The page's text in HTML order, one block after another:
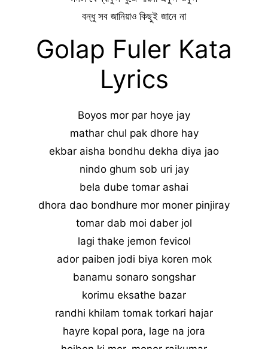
বন্ধু সব জানিয়াও কিছুই জানে না
Golap Fuler Kata
Lyrics
Boyos mor par hoye jay
mathar chul pak dhore hay
ekbar aisha bondhu dekha diya jao
nindo ghum sob uri jay
bela dube tomar ashai
dhora dao bondhure mor moner pinjiray
tomar dab moi daber jol
lagi thake jemon fevicol
ador paiben jodi biya koren mok
banamu sonaro songshar
korimu eksathe bazar
randhi khilam tomak torkari hajar
hayre kopal pora, lage na jora